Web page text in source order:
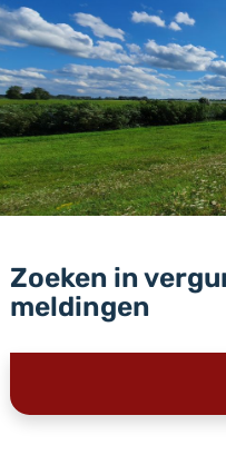
Zoeken in
meldingen